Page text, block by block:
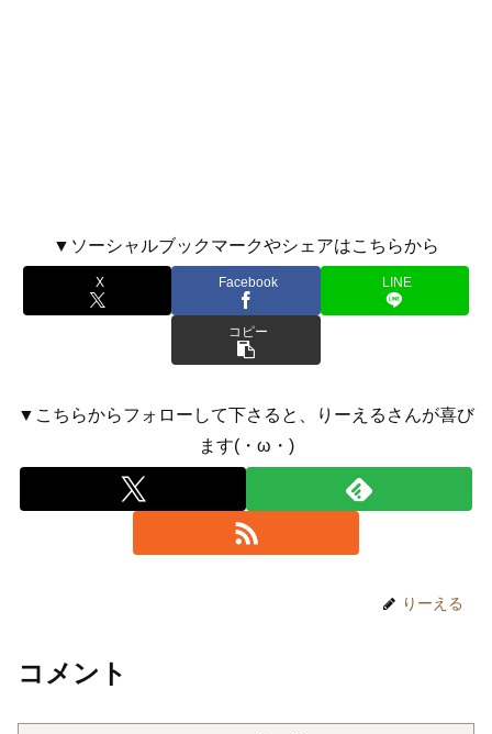
▼ソーシャルブックマークやシェアはこちらから
X Facebook LINE
コピー
▼こちらからフォローして下さると、りーえるさんが喜び
ます(・ω・)
りーえる
コメント